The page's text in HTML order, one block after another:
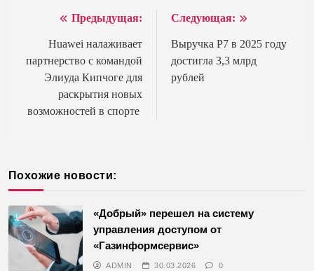
Навигация
записям
Предыдущая:
Huawei налаживает
партнерство с командой
Элиуда Кипчоге для
раскрытия новых
возможностей в спорте
Следующая:
Выручка Р7 в 2025 году
достигла 3,3 млрд
рублей
Похожие новости:
«Добрый» перешел на систему
управления доступом от
«Газинформсервис»
ADMIN 30.03.2026 0